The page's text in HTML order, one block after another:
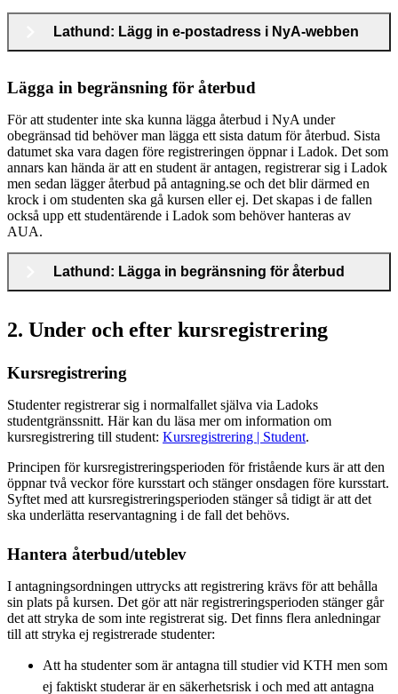
Lathund: Lägg in e-postadress i NyA-webben
Lägga in begränsning för återbud
För att studenter inte ska kunna lägga återbud i NyA under
obegränsad tid behöver man lägga ett sista datum för återbud. Sista
datumet ska vara dagen före registreringen öppnar i Ladok. Det som
annars kan hända är att en student är antagen, registrerar sig i Ladok
men sedan lägger återbud på antagning.se och det blir därmed en
krock i om studenten ska gå kursen eller ej. Det skapas i de fallen
också upp ett studentärende i Ladok som behöver hanteras av
AUA.
Lathund: Lägga in begränsning för återbud
2. Under och efter kursregistrering
Kursregistrering
Studenter registrerar sig i normalfallet själva via Ladoks
studentgränssnitt. Här kan du läsa mer om information om
kursregistrering till student: Kursregistrering | Student.
Principen för kursregistreringsperioden för fristående kurs är att den
öppnar två veckor före kursstart och stänger onsdagen före kursstart.
Syftet med att kursregistreringsperioden stänger så tidigt är att det
ska underlätta reservantagning i de fall det behövs.
Hantera återbud/uteblev
I antagningsordningen uttrycks att registrering krävs för att behålla
sin plats på kursen. Det gör att när registreringsperioden stänger går
det att stryka de som inte registrerat sig. Det finns flera anledningar
till att stryka ej registrerade studenter:
Att ha studenter som är antagna till studier vid KTH men som
ej faktiskt studerar är en säkerhetsrisk i och med att antagna